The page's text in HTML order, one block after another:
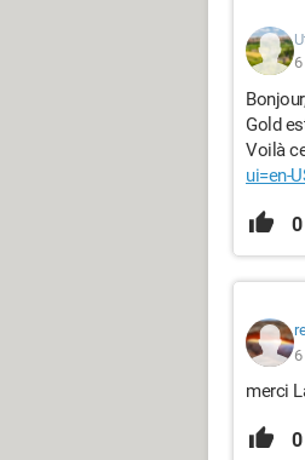
Bonjour,
Gold
Voilà
ui=en-
0
merci
0